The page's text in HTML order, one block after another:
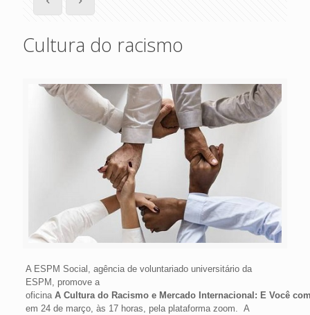
Cultura do racismo
A ESPM Social, agência de voluntariado universitário da
ESPM, promove a
oficina A Cultura do Racismo e Mercado Internacional: E Você
em 24 de março, às 17 horas, pela plataforma zoom. A